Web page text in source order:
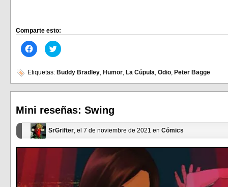
Comparte esto:
Haz
clic
en
Facebook
(Se
abre
ventana
nueva)
Haz
clic
en
Twitter
(Se
abre
ventana
nueva)
Etiquetas: Buddy Bradley, Humor, La Cúpula, Odio, Peter Bagge
Mini reseñas: Swing
SrGrifter, el 7 de noviembre de 2021 en Cómics